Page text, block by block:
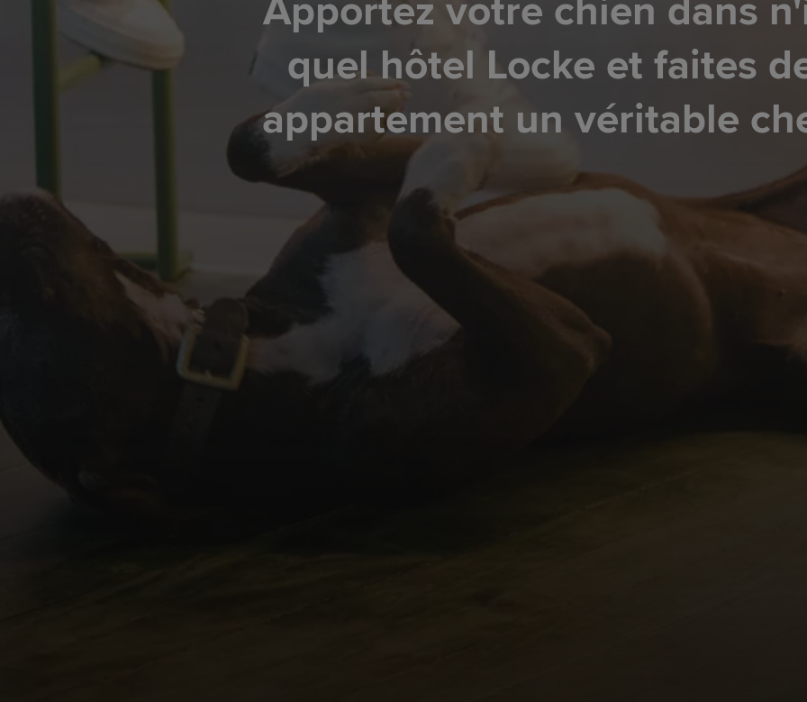
Apportez votre chien dans
quel hôtel Locke et faites
appartement un véritable